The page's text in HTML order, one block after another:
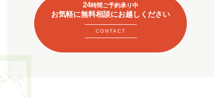
24時間ご予約承り中
お気軽に無料相談にお越しください
CONTACT